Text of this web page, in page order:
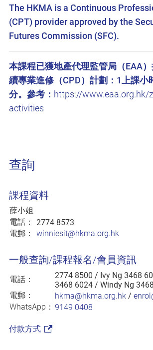
The HKMA is a Continuous
(CPT) provider approved by the
Futures Commission (SFC).
本課程已獲地產代理監管局（EAA
續專業進修（CPD）計劃：1上課小
分。參考： https://www.eaa.org.hk/
activities
查詢
課程資料
薛小姐
電話：
2774 8573
電郵：
winniesit@hkma.org.hk
一般查詢/課程報名/會員資訊
電話： 2774 8500 / Ivy Ng 3468
3468 6024 / Windy Ng
電郵：
hkma@hkma.org.hk /
WhatsApp： 9149 0408
付款方式